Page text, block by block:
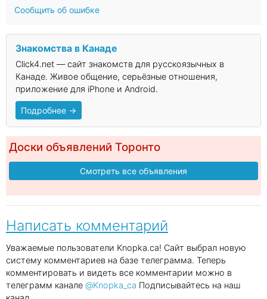
Сообщить об ошибке
Знакомства в Канаде
Click4.net — сайт знакомств для русскоязычных в
Канаде. Живое общение, серьёзные отношения,
приложение для iPhone и Android.
Подробнее →
Доски объявлений Торонто
Смотреть все объявления
Написать комментарий
Уважаемые пользователи Knopka.ca! Сайт выбрал новую
систему комментариев на базе телеграмма. Теперь
комментировать и видеть все комментарии можно в
телеграмм канале @Knopka_ca Подписывайтесь на наш